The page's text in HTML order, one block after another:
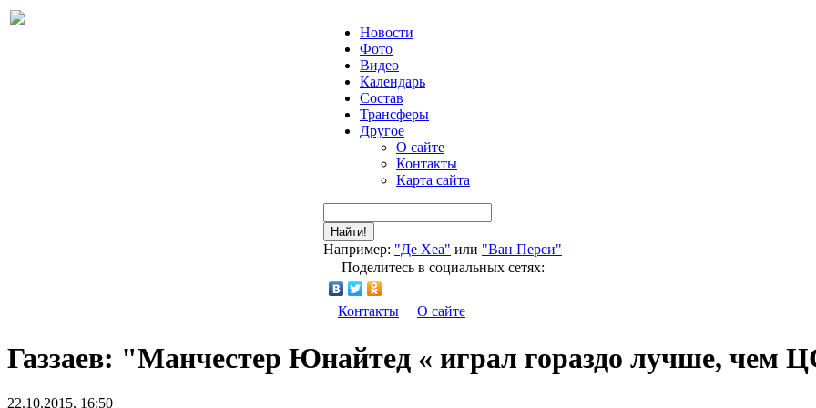
Новости
Фото
Видео
Календарь
Состав
Трансферы
Другое
О сайте
Контакты
Карта сайта
Найти!
Например: "Де Хеа" или "Ван Перси"
Поделитесь в социальных сетях:
Контакты О сайте
Газзаев: "Манчестер Юнайтед « играл гораздо лучше, чем
22.10.2015, 16:50